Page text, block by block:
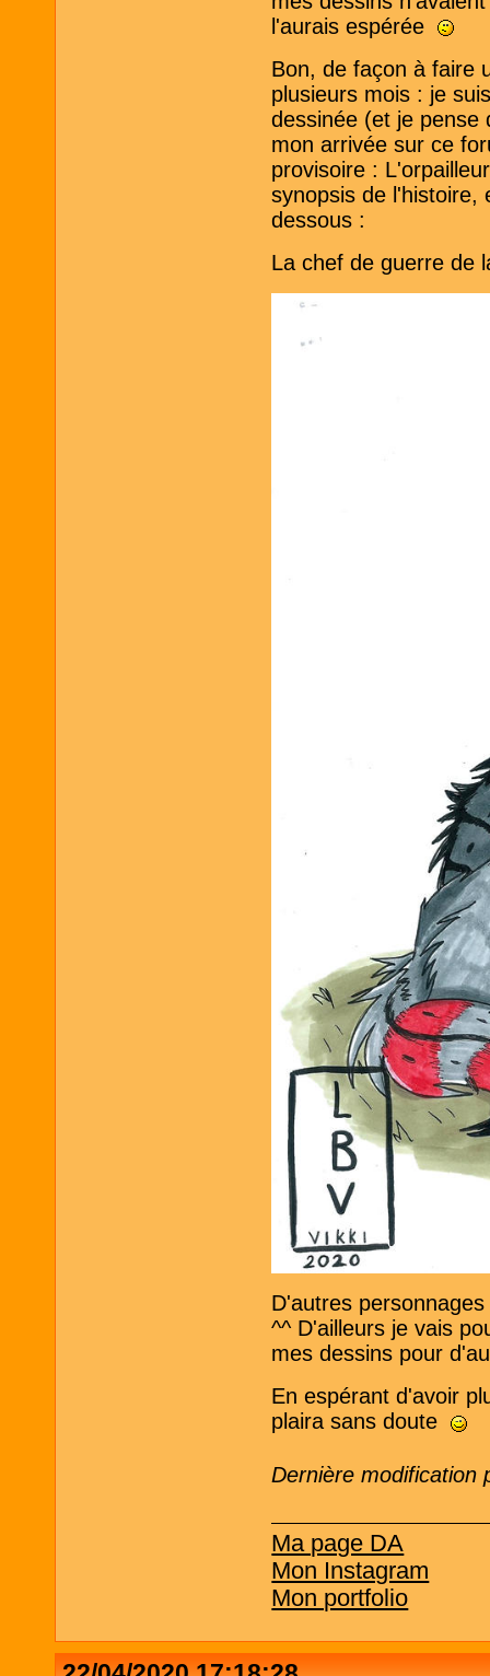
l'aurais espérée
Bon, de façon à faire
plusieurs mois : je
dessinée (et je pense
mon arrivée sur ce
provisoire :
synopsis de l'histoire,
dessous :
La chef de guerre de
D'autres
^^ D'ailleurs je vais
mes dessins pour
En espérant d'avoir
plaira sans doute
Dernière modification
Ma page DA
Mon Instagram
Mon portfolio